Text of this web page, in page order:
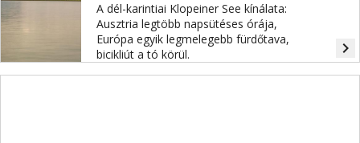
A dél-karintiai Klopeiner See kínálata:
Ausztria legtöbb napsütéses órája,
Európa egyik legmelegebb fürdőtava,
bicikliút a tó körül.
navigate_next